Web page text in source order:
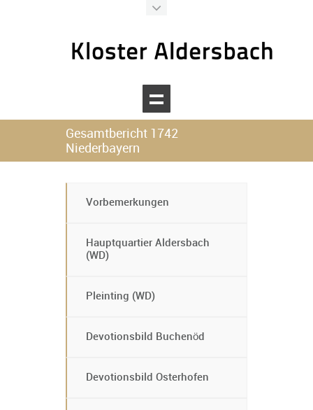
Gesamtbericht 1742
Niederbayern
Vorbemerkungen
Hauptquartier Aldersbach
(WD)
Pleinting (WD)
Devotionsbild Buchenöd
Devotionsbild Osterhofen
Ihr digitaler Assistent
Wie kann ich Ihnen heute helfen?